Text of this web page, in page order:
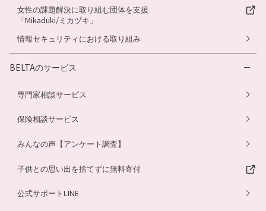
女性の課題解決に取り組む団体を支援
「Mikaduki/ミカヅキ」
情報セキュリティにおける取り組み
BELTAのサービス
専門家相談サービス
保険相談サービス
みんなの声【アンケート調査】
子供との思い出を捨てずに無料寄付
公式サポートLINE